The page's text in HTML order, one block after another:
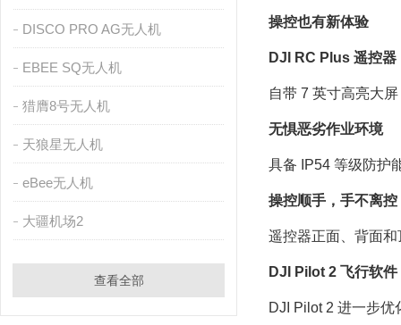
DISCO PRO AG无人机
EBEE SQ无人机
猎膺8号无人机
天狼星无人机
eBee无人机
大疆机场2
查看全部
操控也有新体验
DJI RC Plus 遥控器
自带 7 英寸高亮大
无惧恶劣作业环境
具备 IP54 等级防护
操控顺手，手不离控
遥控器正面、背面
DJI Pilot 2 飞行软件
DJI Pilot 2 进一步